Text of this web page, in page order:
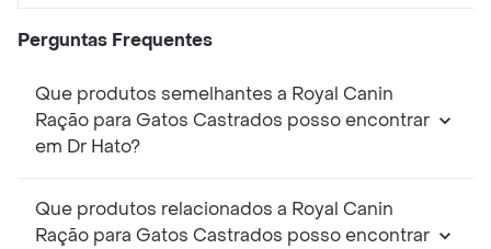
Perguntas Frequentes
Que produtos semelhantes a Royal Canin
Ração para Gatos Castrados posso encontrar
em Dr Hato?
Que produtos relacionados a Royal Canin
Ração para Gatos Castrados posso encontrar